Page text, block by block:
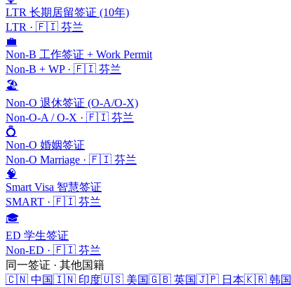
LTR 长期居留签证 (10年)
LTR · 🇫🇮 芬兰
💼
Non-B 工作签证 + Work Permit
Non-B + WP· 🇫🇮 芬兰
🏖️
Non-O 退休签证 (O-A/O-X)
Non-O-A / O-X · 🇫🇮 芬兰
💍
Non-O 婚姻签证
Non-O Marriage · 🇫🇮 芬兰
🧠
Smart Visa 智慧签证
SMART · 🇫🇮 芬兰
🎓
ED 学生签证
Non-ED · 🇫🇮 芬兰
同一签证 · 其他国籍
🇨🇳 中国🇮🇳 印度🇺🇸 美国🇬🇧 英国🇯🇵 日本🇰🇷 韩国